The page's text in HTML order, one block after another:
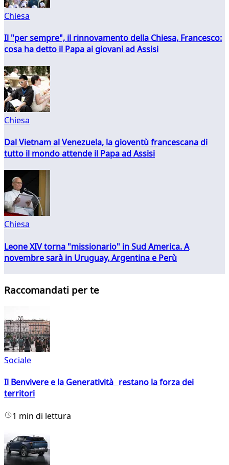
Chiesa
Il "per sempre", il rinnovamento della Chiesa, Francesco:
cosa ha detto il Papa ai giovani ad Assisi
Chiesa
Dal Vietnam al Venezuela, la gioventù francescana di
tutto il mondo attende il Papa ad Assisi
Chiesa
Leone XIV torna "missionario" in Sud America. A
novembre sarà in Uruguay, Argentina e Perù
Raccomandati per te
Sociale
Il Benvivere e la Generatività restano la forza dei
territori
1 min di lettura